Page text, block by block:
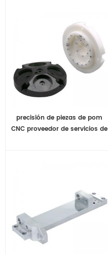
precisión de piezas de pom
CNC proveedor de servicios de